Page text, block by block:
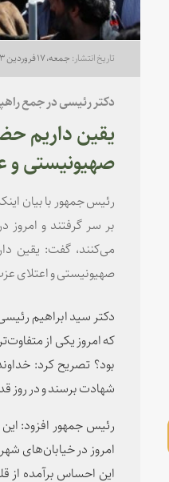
جمعه، ۱۷ فروردین ۱۴۰۳ - ۱۰:۲۱
دکتر رئیسی در جمع
یقین داریم
صهیونیستی و
رئیس جمهور با بیان
بر سر گرفتند و امروز
می‌کنند، گفت: یقین
صهیونیستی و اعتلای
دکتر سید ابراهیم
که امروز یکی از
بود؟ تصریح کرد:
شهادت برسند و در روز
رئیس جمهور افزود:
امروز در خیابان‌های
این احساس برآمده از